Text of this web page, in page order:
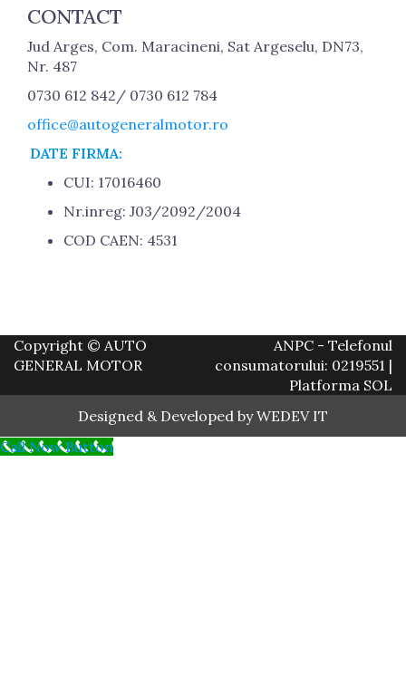
CONTACT
Jud Arges, Com. Maracineni, Sat Argeselu, DN73,
Nr. 487
0730 612 842/ 0730 612 784
office@autogeneralmotor.ro
DATE FIRMA:
CUI: 17016460
Nr.inreg: J03/2092/2004
COD CAEN: 4531
Copyright © AUTO
GENERAL MOTOR
ANPC - Telefonul
consumatorului: 0219551 |
Platforma SOL
Designed & Developed byWEDEV IT
Call Now Button